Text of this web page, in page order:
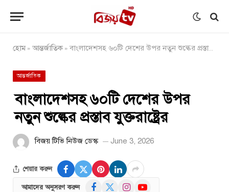
হোম» আন্তর্জাতিক »বাংলাদেশসহ ৬০টি দেশের উপর নতুন শুল্কের প্রস্তাব যুক্তরাষ্ট্রের
আন্তর্জাতিক
বাংলাদেশসহ ৬০টি দেশের উপর
নতুন শুল্কের প্রস্তাব যুক্তরাষ্ট্রের
বিজয় টিভি নিউজ ডেস্ক June 3, 2026
শেয়ার করুন
আমাদের অনুসরণ করুন Facebook InstagramYouTube